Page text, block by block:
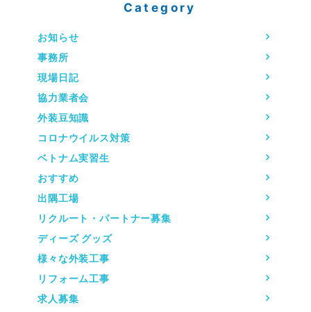
Category
お知らせ
事務所
現場日記
協力業者会
外装豆知識
コロナウイルス対策
ベトナム実習生
おすすめ
出隅工場
リクルート・パートナー募集
ディーズ グッズ
様々な外装工事
リフォーム工事
求人募集